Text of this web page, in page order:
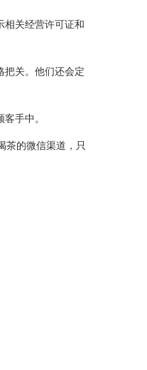
相关经营许可证和
把关。他们还会定
手中。
茶的微信渠道，只